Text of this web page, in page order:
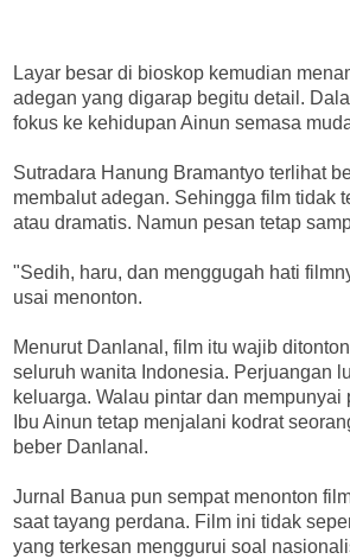
Layar besar di bioskop kemudian
adegan yang digarap begitu detail.
fokus ke kehidupan Ainun semasa
Sutradara Hanung Bramantyo terlihat
membalut adegan. Sehingga film tidak
atau dramatis. Namun pesan tetap
"Sedih, haru, dan menggugah hati
usai menonton.
Menurut Danlanal, film itu wajib
seluruh wanita Indonesia. Perjuangan
keluarga. Walau pintar dan mempunyai
Ibu Ainun tetap menjalani kodrat
beber Danlanal.
Jurnal Banua pun sempat menonton
saat tayang perdana. Film ini tidak
yang terkesan menggurui soal